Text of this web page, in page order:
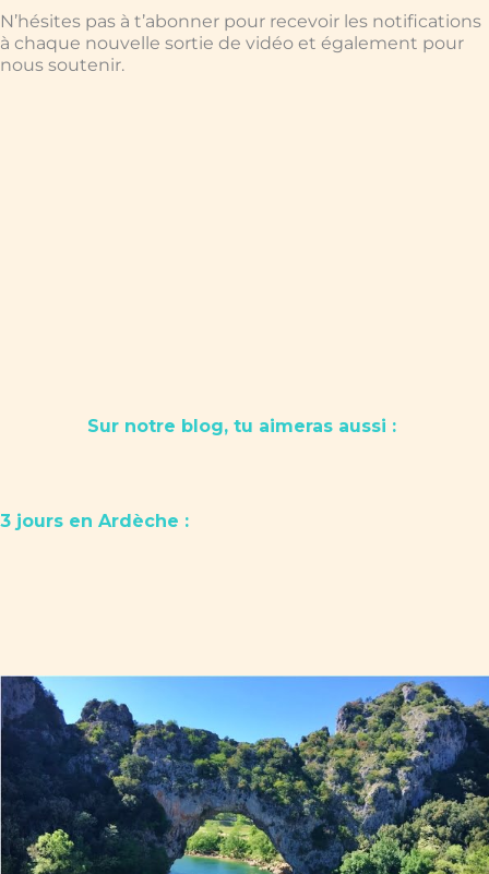
N’hésites pas à t’abonner pour recevoir les notifications
à chaque nouvelle sortie de vidéo et également pour
nous soutenir.
Sur notre blog, tu aimeras aussi :
3 jours en Ardèche :